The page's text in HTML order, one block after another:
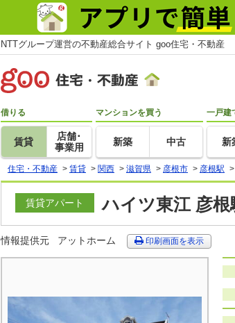
NTTグループ運営の不動産総合サイト goo住宅・不動産
借りる
賃貸
店舗･
事業用
マンションを買う
新築 中古
一戸建
新
住宅・不動産 > 賃貸 > 関西 > 滋賀県 > 彦根市 > 彦根駅 >
賃貸アパート ハイツ東江 彦
情報提供元 アットホーム 印刷画面を表示